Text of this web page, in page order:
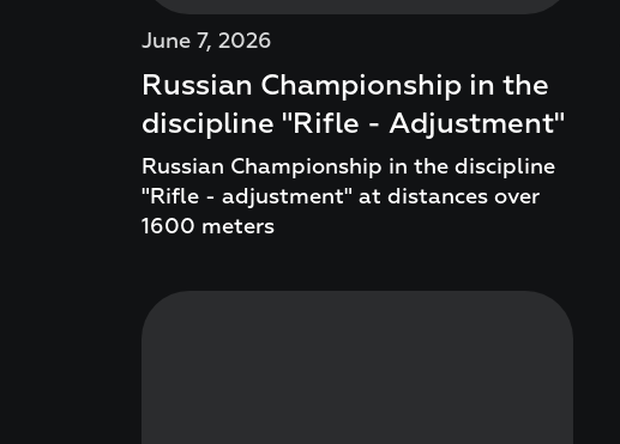
June 7, 2026
Russian Championship in the
discipline "Rifle - Adjustment"
Russian Championship in the discipline
"Rifle - adjustment" at distances over
1600 meters